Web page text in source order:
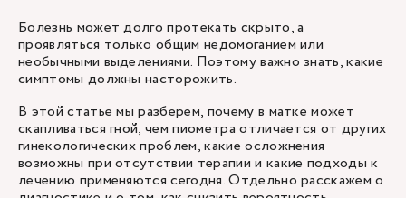
Болезнь может долго протекать скрыто, а
проявляться только общим недомоганием или
необычными выделениями. Поэтому важно знать, какие
симптомы должны насторожить.
В этой статье мы разберем, почему в матке может
скапливаться гной, чем пиометра отличается от других
гинекологических проблем, какие осложнения
возможны при отсутствии терапии и какие подходы к
лечению применяются сегодня. Отдельно расскажем о